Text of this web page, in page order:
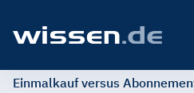
Einmalkauf versus